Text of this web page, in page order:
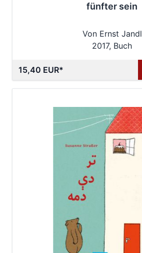
fünfter sein
Von Ernst Jandl
2017, Buch
15,40 EUR